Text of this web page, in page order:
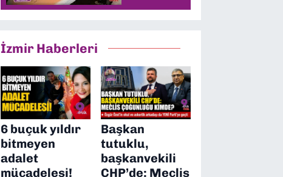
İzmir Haberleri
6 buçuk yıldır
bitmeyen
adalet
mücadelesi!
Başkan
tutuklu,
başkanvekili
CHP’de: Meclis